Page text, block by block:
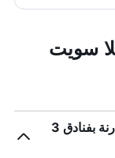
سويت
هل الأسعار في لا بيلا سويت هوتل قابلة للمقارنة بفنادق 3